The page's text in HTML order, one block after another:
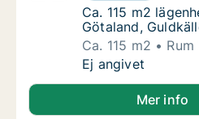
Ca. 115 m2
Ca. 115 m2
Götaland,
Ca. 115 m2
Rum
Ca. 115 m2
Ej angivet
Mer info